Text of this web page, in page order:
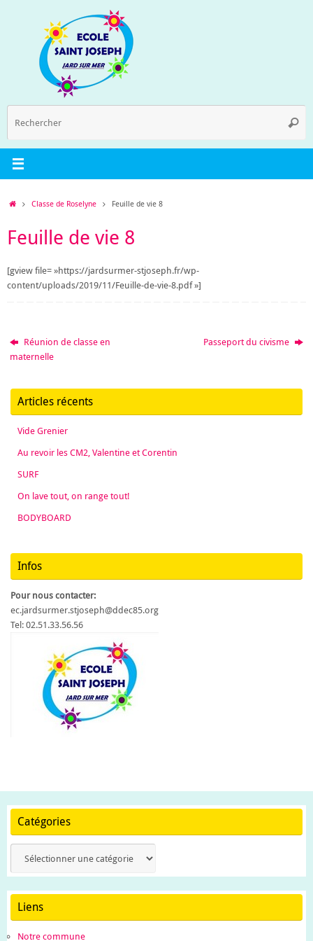
AccueilClasse de Roselyne Feuille de vie 8
Feuille de vie 8
[gview file= »https://jardsurmer-stjoseph.fr/wp-
content/uploads/2019/11/Feuille-de-vie-8.pdf »]
Réunion de classe en
maternelle
Passeport du civisme
Articles récents
Vide Grenier
Au revoir les CM2, Valentine et Corentin
SURF
On lave tout, on range tout!
BODYBOARD
Infos
Pour nous contacter:
ec.jardsurmer.stjoseph@ddec85.org
Tel: 02.51.33.56.56
Catégories
Liens
Notre commune